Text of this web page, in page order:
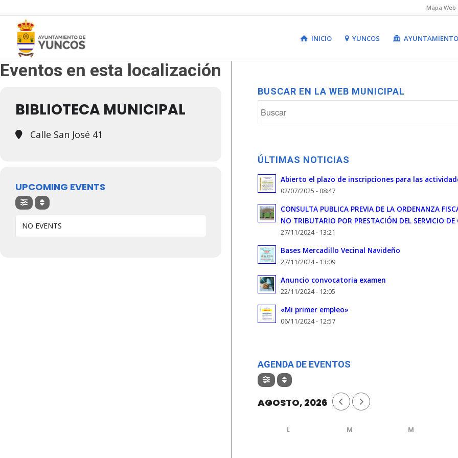
Mapa Web
INICIO YUNCOS AYUNTAMIENTO
Eventos en esta localización
BIBLIOTECA MUNICIPAL
Calle San José 41
UPCOMING EVENTS
NO EVENTS
BUSCAR EN LA WEB MUNICIPAL
ÚLTIMAS NOTICIAS
Abierto el plazo de inscripciones para las
02/07/2025 - 08:47
CONSULTA PUBLICA PREVIA DE LA ORDENANZA
NO TRIBUTARIO POR PRESTACIÓN DEL SERVICIO
27/11/2024 - 13:21
Bases Mercadillo Vecinal Navideño
27/11/2024 - 13:09
Anuncio convocatoria examen
22/11/2024 - 12:05
«Mi primer empleo»
06/11/2024 - 12:57
AGENDA DE EVENTOS
AGOSTO, 2026